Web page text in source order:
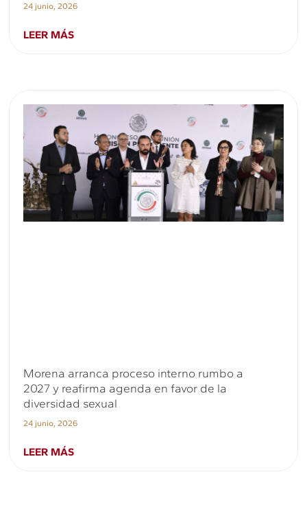
24 junio, 2026
LEER MÁS
Morena arranca proceso interno rumbo a
2027 y reafirma agenda en favor de la
diversidad sexual
24 junio, 2026
LEER MÁS